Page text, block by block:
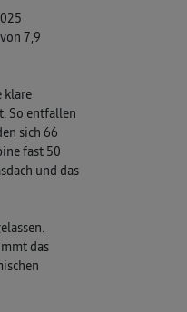
7,9
klare
So entfallen
sich 66
fast 50
und das
das